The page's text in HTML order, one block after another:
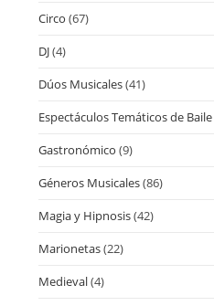
Circo (67)
DJ(4)
Dúos Musicales(41)
Espectáculos Temáticos de Baile
Gastronómico (9)
Géneros Musicales(86)
Magia y Hipnosis(42)
Marionetas(22)
Medieval(4)